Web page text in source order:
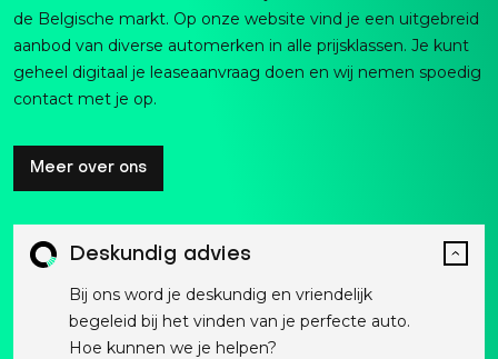
de Belgische markt. Op onze website vind je een uitgebreid
aanbod van diverse automerken in alle prijsklassen. Je kunt
geheel digitaal je leaseaanvraag doen en wij nemen spoedig
contact met je op.
Meer over ons
Deskundig advies
Bij ons word je deskundig en vriendelijk
begeleid bij het vinden van je perfecte auto.
Hoe kunnen we je helpen?